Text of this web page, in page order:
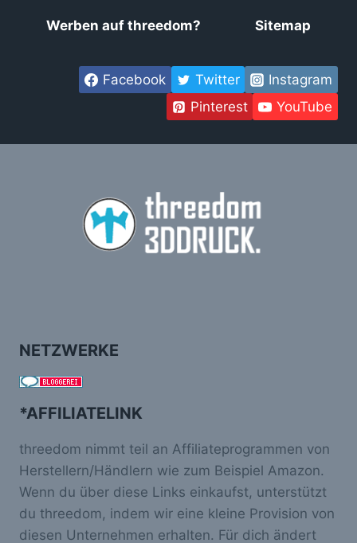
Werben auf threedom? Sitemap
Facebook Twitter
Instagram
Pinterest
YouTube
NETZWERKE
*AFFILIATELINK
threedom nimmt teil an Affiliateprogrammen von
Herstellern/Händlern wie zum Beispiel Amazon.
Wenn du über diese Links einkaufst, unterstützt
du threedom, indem wir eine kleine Provision von
diesen Unternehmen erhalten. Für dich ändert